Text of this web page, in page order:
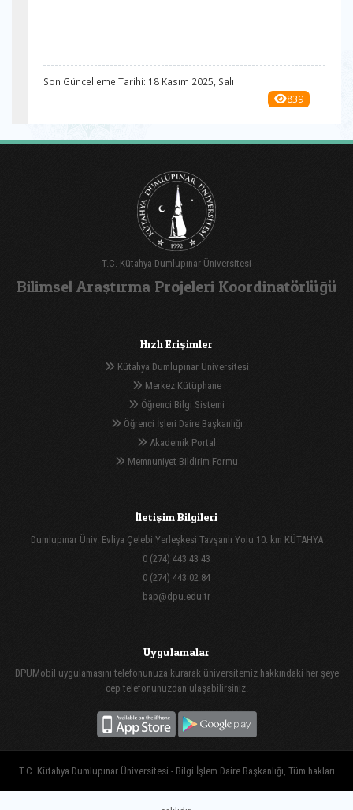
Son Güncelleme Tarihi: 18 Kasım 2025, Salı
839
T.C. Kütahya Dumlupınar Üniversitesi
Bilimsel Araştırma Projeleri Koordinatörlüğü
Hızlı Erişimler
Kütahya Dumlupınar Üniversitesi
Merkez Kütüphane
Öğrenci Bilgi Sistemi
Öğrenci İşleri Daire Başkanlığı
Akademik Portal
Memnuniyet Bildirim Formu
İletişim Bilgileri
Dumlupınar Üniv. Evliya Çelebi Yerleşkesi Tavşanlı Yolu 10. km KÜTAHYA
0 (274) 443 43 43
0 (274) 443 02 84
bap@dpu.edu.tr
Uygulamalar
DPUMobil uygulamasını telefonunuza kurarak üniversitemiz hakkındaki her şeye
cep telefonunuzdan ulaşabilirsiniz.
T.C. Kütahya Dumlupınar Üniversitesi - Bilgi İşlem Daire Başkanlığı, Tüm hakları